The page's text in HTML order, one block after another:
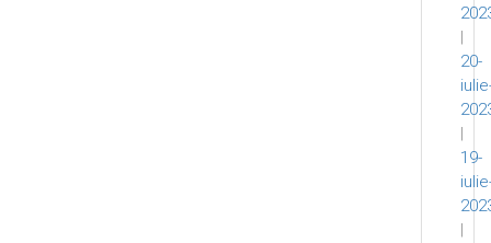
|
20-
|
19-
|